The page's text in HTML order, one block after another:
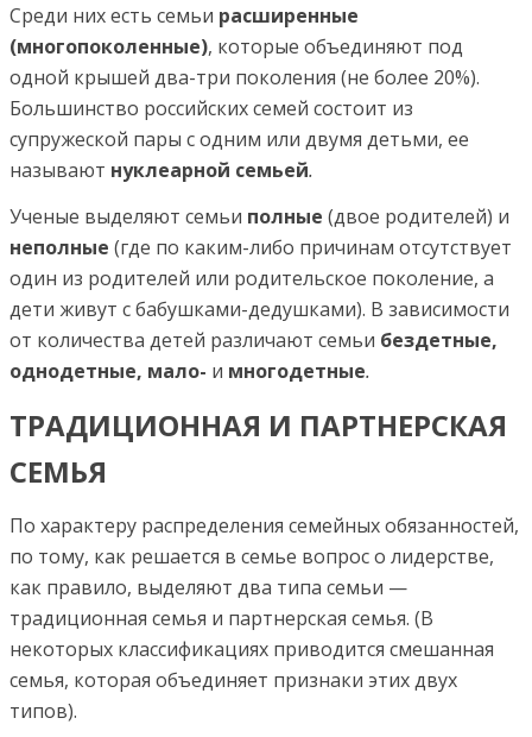
Среди них есть семьи расширенные
(многопоколенные), которые объединяют под
одной крышей два-три поколения (не более 20%).
Большинство российских семей состоит из
супружеской пары с одним или двумя детьми, ее
называют нуклеарной семьей.
Ученые выделяют семьи полные (двое родителей) и
неполные (где по каким-либо причинам отсутствует
один из родителей или родительское поколение, а
дети живут с бабушками-дедушками). В зависимости
от количества детей различают семьи бездетные,
однодетные, мало- и многодетные.
ТРАДИЦИОННАЯ И ПАРТНЕРСКАЯ
СЕМЬЯ
По характеру распределения семейных обязанностей,
по тому, как решается в семье вопрос о лидерстве,
как правило, выделяют два типа семьи —
традиционная семья и партнерская семья. (В
некоторых классификациях приводится смешанная
семья, которая объединяет признаки этих двух
типов).